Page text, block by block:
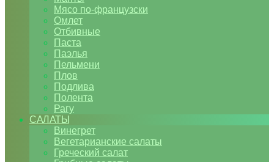
Мясо по-французски
Омлет
Отбивные
Паста
Паэлья
Пельмени
Плов
Подлива
Полента
Рагу
САЛАТЫ
Винегрет
Вегетарианские салаты
Греческий салат